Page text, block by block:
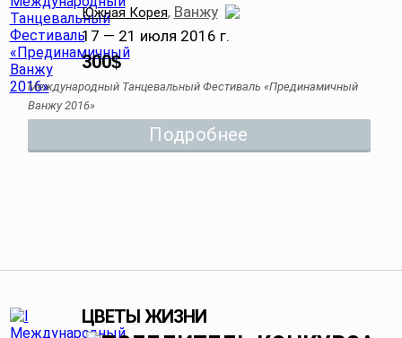
Южная Корея, Ванжу
17 — 21 июля 2016 г.
300$
Международный Танцевальный Фестиваль «Прединамичный
Ванжу 2016»
Подробнее
ЦВЕТЫ ЖИЗНИ